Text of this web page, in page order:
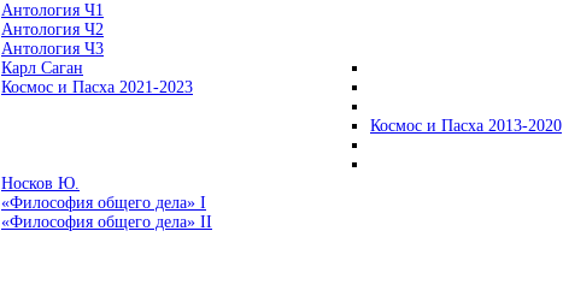
Антология Ч1
Антология Ч2
Антология Ч3
Карл Саган
Космос и Пасха 2021-2023
Космос и Пасха 2013-2020
Носков Ю.
«Философия общего дела» I
«Философия общего дела» II